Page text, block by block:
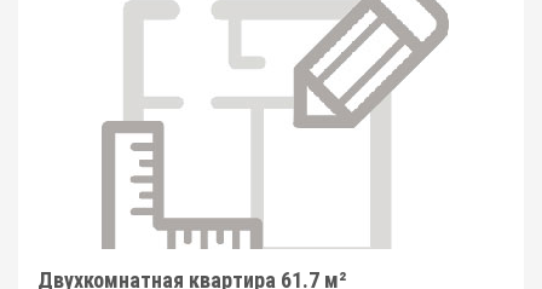
Двухкомнатная квартира 61.7 м²